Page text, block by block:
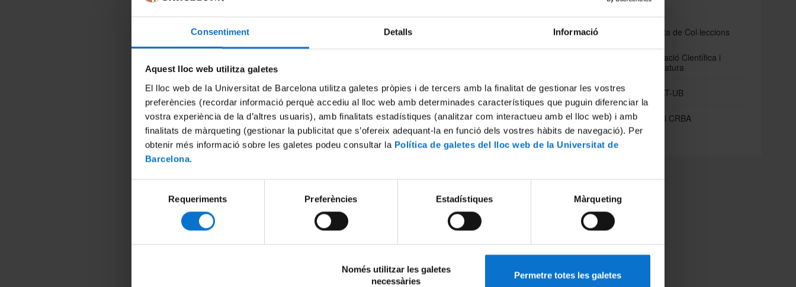
Consentiment Detalls Informació
Aquest lloc web utilitza galetes
El lloc web de la Universitat de Barcelona utilitza galetes pròpies i de tercers amb la finalitat de gestionar les vostres
preferències (recordar informació perquè accediu al lloc web amb determinades característiques que puguin diferenciar la
vostra experiència de la d’altres usuaris), amb finalitats estadístiques (analitzar com interactueu amb el lloc web) i amb
finalitats de màrqueting (gestionar la publicitat que s’ofereix adequant-la en funció dels vostres hàbits de navegació). Per
obtenir més informació sobre les galetes podeu consultar la Política de galetes del lloc web de la Universitat de
Barcelona.
consentiment
Requeriments Preferències Estadístiques Màrqueting
Només utilitzar les galetes
necessàries
Permetre totes les galetes
Nou volum de les Publicacions del Centre
de Recursos de Biodiversitat Animal
ser capturats tres exemplars adults i tres d’immaturs d’una espècie deLithobius
L’estudi d’aquests exemplars demostra que per les seves característiques es tracta
d’una nova espècie,Lithobius hemihydrobiusn. sp., que es descriu en aquest treball.
Dos dels exemplars adults es van recol·lectar submergits en l’aigua d’un gorg de la
Cova Mina del Port. Això va fer que un dels exemplars fos capturat viu i confinat en un
aquari amb aigua i una zona emergida amb l’objectiu d’estudiar el seu comportament.
Publicacions del CRBA (Volum 20, 2024)
Inici CRBA
Web de Consulta de Col·leccions
Cursos d'Il·lustració Científica i
Fotografia de Natura
Concurs fotoNAT-UB
Publicacions del CRBA
Actualitat